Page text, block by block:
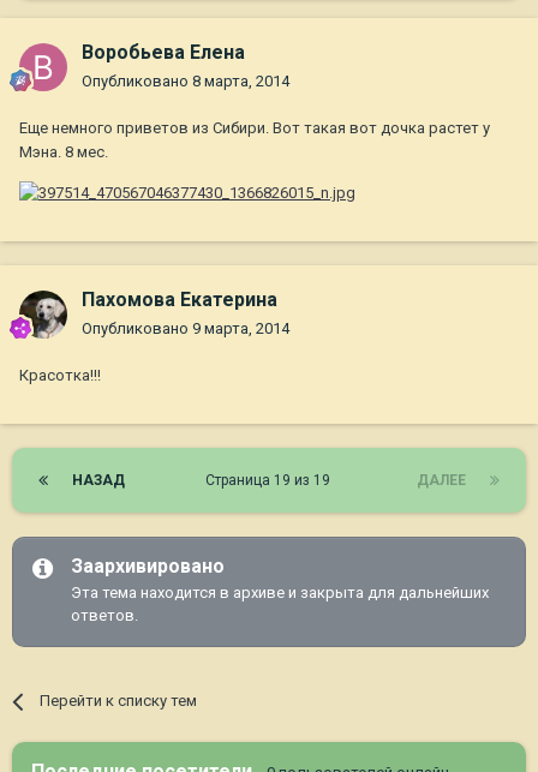
Воробьева Елена
Опубликовано 8 марта, 2014
Еще немного приветов из Сибири. Вот такая вот дочка растет у
Мэна. 8 мес.
Пахомова Екатерина
Опубликовано 9 марта, 2014
Красотка!!!
НАЗАД ДАЛЕЕ
Страница 19 из 19
Заархивировано
Эта тема находится в архиве и закрыта для дальнейших
ответов.
Перейти к списку тем